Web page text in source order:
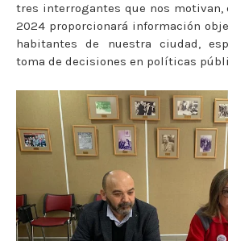
tres interrogantes que nos motivan,
2024 proporcionará información
habitantes de nuestra ciudad,
toma de decisiones en políticas